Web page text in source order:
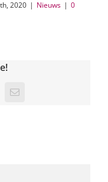
2020 | Nieuws | 0
E-